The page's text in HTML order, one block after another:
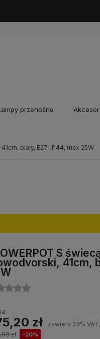
przenośne
biały, E27, IP44, max 25W
S
41cm,
zł
zawiera 23%
zł
-20%